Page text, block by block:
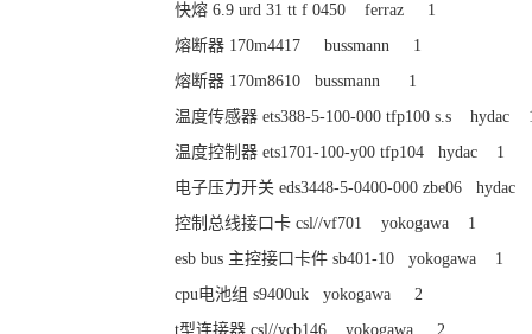
快熔 6.9 urd 31 tt f 0450 ferraz 1
熔断器 170m4417 bussmann 1
熔断器 170m8610 bussmann 1
温度传感器 ets388-5-100-000 tfp100 s.s hydac
温度控制器 ets1701-100-y00 tfp104 hydac 1
电子压力开关 eds3448-5-0400-000 zbe06 hydac
控制总线接口卡 csl//vf701 yokogawa 1
esb bus 主控接口卡件 sb401-10 yokogawa 1
cpu电池组 s9400uk yokogawa 2
t型连接器 csl//ycb146 yokogawa 2